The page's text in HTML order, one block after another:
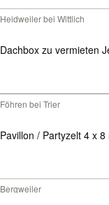
Heidweiler bei Wittlich
Dachbox zu vermieten
Föhren bei Trier
Pavillon / Partyzelt 4 x
Bergweiler